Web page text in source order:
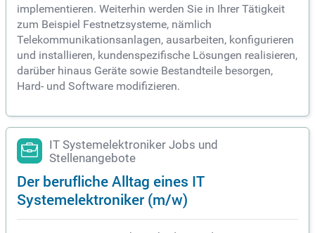
implementieren. Weiterhin werden Sie in Ihrer Tätigkeit
zum Beispiel Festnetzsysteme, nämlich
Telekommunikationsanlagen, ausarbeiten, konfigurieren
und installieren, kundenspezifische Lösungen realisieren,
darüber hinaus Geräte sowie Bestandteile besorgen,
Hard- und Software modifizieren.
IT Systemelektroniker Jobs und
Stellenangebote
Der berufliche Alltag eines IT
Systemelektroniker (m/w)